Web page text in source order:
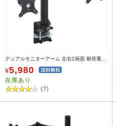
¥5,980
在庫あり
(7)